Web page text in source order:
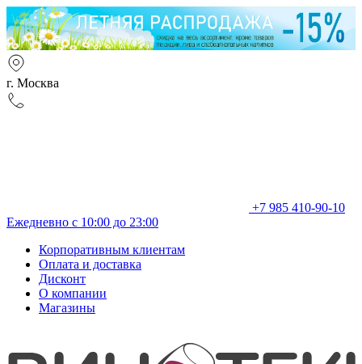
г. Москва
+7 985 410-90-10
Ежедневно с 10:00 до 23:00
Корпоративным клиентам
Оплата и доставка
Дисконт
О компании
Магазины